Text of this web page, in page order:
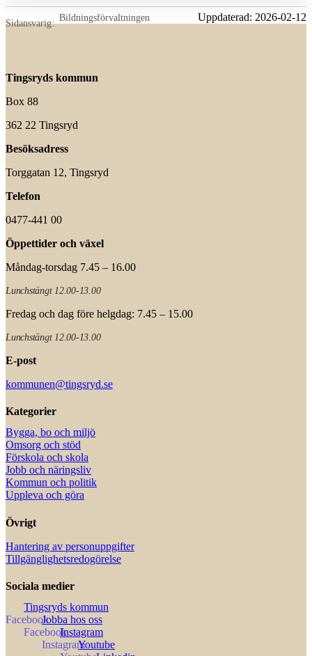
Bildningsförvaltningen
Sidansvarig
Uppdaterad: 2026-02-12
Tingsryds kommun
Box 88
362 22 Tingsryd
Besöksadress
Torggatan 12, Tingsryd
Telefon
0477-441 00
Öppettider och växel
Måndag-torsdag 7.45 – 16.00
Lunchstängt 12.00-13.00
Fredag och dag före helgdag: 7.45 – 15.00
Lunchstängt 12.00-13.00
E-post
kommunen@tingsryd.se
Kategorier
Bygga, bo och miljö
Omsorg och stöd
Förskola och skola
Jobb och näringsliv
Kommun och politik
Uppleva och göra
Övrigt
Hantering av personuppgifter
Tillgänglighetsredogörelse
Sociala medier
Tingsryds kommun
Jobba hos oss
Instagram
Youtube